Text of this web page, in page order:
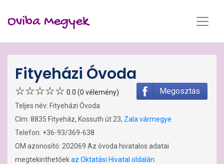
Oviba Megyek
Fityeházi Óvoda
Megosztás
0.0 (0 vélemény)
Teljes név: Fityeházi Óvoda
Cím: 8835 Fityeház, Kossuth út 23, Zala vármegye
Telefon: +36-93/369-638
OM azonosító: 202069 Az óvoda hivatalos adatai
megtekinthetőekaz Oktatási Hivatal oldalán